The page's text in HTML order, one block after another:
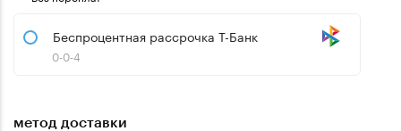
Беспроцентная рассрочка Т-Банк
0-0-4
метод доставки